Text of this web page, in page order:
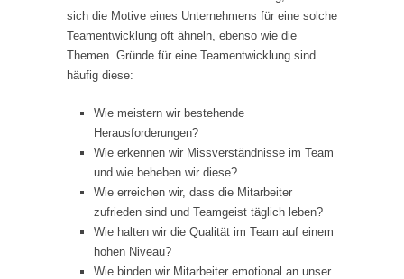
sich die Motive eines Unternehmens für eine solche
Teamentwicklung oft ähneln, ebenso wie die
Themen. Gründe für eine Teamentwicklung sind
häufig diese:
Wie meistern wir bestehende
Herausforderungen?
Wie erkennen wir Missverständnisse im Team
und wie beheben wir diese?
Wie erreichen wir, dass die Mitarbeiter
zufrieden sind und Teamgeist täglich leben?
Wie halten wir die Qualität im Team auf einem
hohen Niveau?
Wie binden wir Mitarbeiter emotional an unser